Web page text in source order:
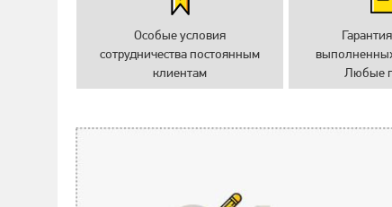
Особые условия
сотрудничества постоянным
клиентам
Любые